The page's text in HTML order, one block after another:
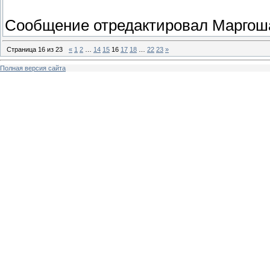
Сообщение отредактировал
Страница 16 из 23 « 1 2 14 15 16 17 18 22 23 »
Полная версия сайта